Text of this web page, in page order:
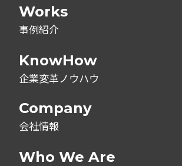
Works
事例紹介
KnowHow
企業変革ノウハウ
Company
会社情報
Who We Are